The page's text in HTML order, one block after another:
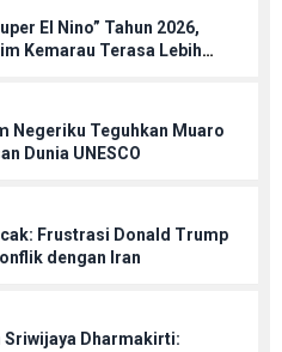
El Nino” Tahun 2026,
Kemarau Terasa Lebih
Negeriku Teguhkan Muaro
Dunia UNESCO
Frustrasi Donald Trump
dengan Iran
Sriwijaya Dharmakirti: